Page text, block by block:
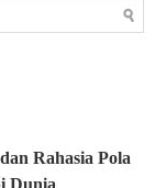
Rahasia Pola
Dunia